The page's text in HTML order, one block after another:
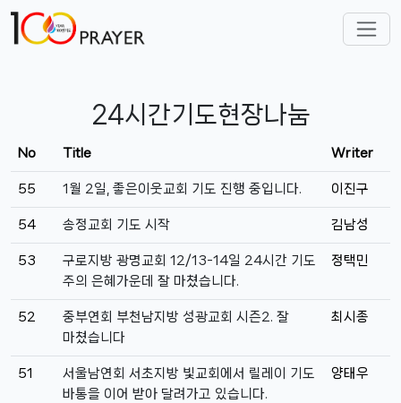
24시간기도현장나눔
No Title Writer
55 1월 2일, 좋은이웃교회 기도 진행 중입니다. 이진구
54 송정교회 기도 시작 김남성
53
구로지방 광명교회 12/13-14일 24시간 기도
주의 은혜가운데 잘 마쳤습니다.
정택민
52
중부연회 부천남지방 성광교회 시즌2. 잘
마쳤습니다
최시종
51
서울남연회 서초지방 빛교회에서 릴레이 기도
바통을 이어 받아 달려가고 있습니다.
양태우